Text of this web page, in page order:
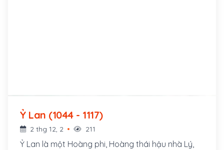
Ỷ Lan (1044 - 1117)
2 thg 12, 2 211
Ỷ Lan là một Hoàng phi, Hoàng thái hậu nhà Lý,